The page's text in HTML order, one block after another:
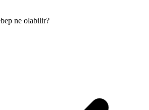
ne olabilir?